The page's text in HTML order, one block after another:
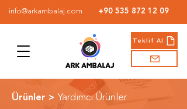
info@arkambalaj.com +90 535 872 12 09
Teklif Al
Ürünler > Yardımcı Ürünler